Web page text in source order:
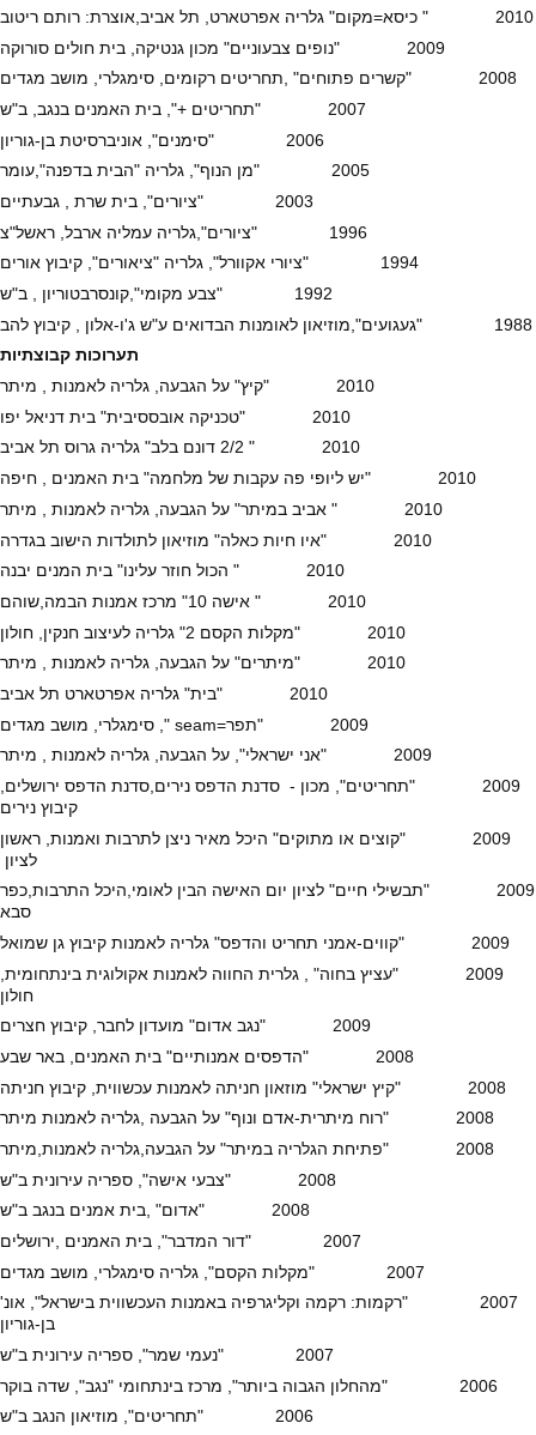
2010 " כיסא=מקום" גלריה אפרטארט, תל אביב,אוצרת: רותם ריטוב
2009 "נופים צבעוניים" מכון גנטיקה, בית חולים סורוקה
2008 "קשרים פתוחים" ,תחריטים רקומים, סימגלרי, מושב מגדים
2007 "תחריטים +", בית האמנים בנגב, ב"ש
2006 "סימנים", אוניברסיטת בן-גוריון
2005 "מן הנוף", גלריה "הבית בדפנה",עומר
2003 "ציורים", בית שרת , גבעתיים
1996 "ציורים",גלריה עמליה ארבל, ראשל"צ
1994 "ציורי אקוורל", גלריה "ציאורים", קיבוץ אורים
1992 "צבע מקומי",קונסרבטוריון , ב"ש
1988 "געגועים",מוזיאון לאומנות הבדואים ע"ש ג'ו-אלון , קיבוץ להב
תערוכות קבוצתיות
2010 "קיץ" על הגבעה, גלריה לאמנות , מיתר
2010 "טכניקה אובססיבית" בית דניאל יפו
2010 " 2/2 דונם בלב" גלריה גרוס תל אביב
2010 "יש ליופי פה עקבות של מלחמה" בית האמנים , חיפה
2010 " אביב במיתר" על הגבעה, גלריה לאמנות , מיתר
2010 "איו חיות כאלה" מוזיאון לתולדות הישוב בגדרה
2010 " הכול חוזר עלינו" בית המנים יבנה
2010 " אישה 10" מרכז אמנות הבמה,שוהם
2010 "מקלות הקסם 2" גלריה לעיצוב חנקין, חולון
2010 "מיתרים" על הגבעה, גלריה לאמנות , מיתר
2010 "בית" גלריה אפרטארט תל אביב
2009 "תפר=seam ", סימגלרי, מושב מגדים
2009 "אני ישראלי", על הגבעה, גלריה לאמנות , מיתר
2009 "תחריטים", מכון - סדנת הדפס נירים,סדנת הדפס ירושלים,
קיבוץ נירים
2009 "קוצים או מתוקים" היכל מאיר ניצן לתרבות ואמנות, ראשון
לציון
2009 "תבשילי חיים" לציון יום האישה הבין לאומי,היכל התרבות,כפר
סבא
2009 "קווים-אמני תחריט והדפס" גלריה לאמנות קיבוץ גן שמואל
2009 "עציץ בחוה" , גלרית החווה לאמנות אקולוגית בינתחומית,
חולון
2009 "נגב אדום" מועדון לחבר, קיבוץ חצרים
2008 "הדפסים אמנותיים" בית האמנים, באר שבע
2008 "קיץ ישראלי" מוזאון חניתה לאמנות עכשווית, קיבוץ חניתה
2008 "רוח מיתרית-אדם ונוף" על הגבעה ,גלריה לאמנות מיתר
2008 "פתיחת הגלריה במיתר" על הגבעה,גלריה לאמנות,מיתר
2008 "צבעי אישה", ספריה עירונית ב"ש
2008 "אדום" ,בית אמנים בנגב ב"ש
2007 "דור המדבר", בית האמנים ,ירושלים
2007 "מקלות הקסם", גלריה סימגלרי, מושב מגדים
2007 "רקמות: רקמה וקליגרפיה באמנות העכשווית בישראל", אונ'
בן-גוריון
2007 "נעמי שמר", ספריה עירונית ב"ש
2006 "מהחלון הגבוה ביותר", מרכז בינתחומי "נגב", שדה בוקר
2006 "תחריטים", מוזיאון הנגב ב"ש